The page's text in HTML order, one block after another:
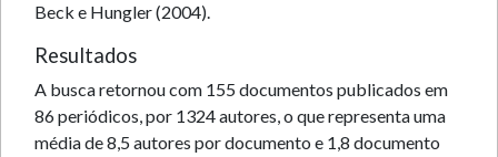
Beck e Hungler (2004).
Resultados
A busca retornou com 155 documentos publicados em
86 periódicos, por 1324 autores, o que representa uma
média de 8,5 autores por documento e 1,8 documento